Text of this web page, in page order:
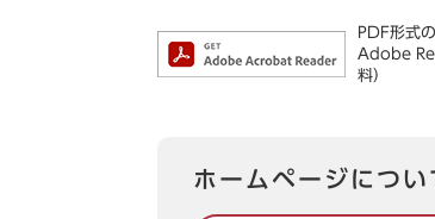
PDF形式
Adobe
料）
ホームページにつ